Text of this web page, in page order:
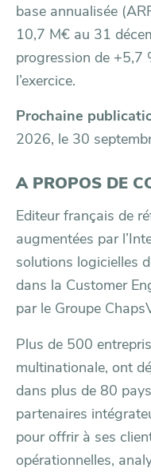
base annualisée
10,7 M€ au 31
progression de +5,7
l’exercice.
Prochaine
2026, le 30
A PROPOS DE
Editeur français de
augmentées par
solutions logicielles
dans la Customer
par le Groupe
Plus de 500
multinationale, ont
dans plus de 80
partenaires
pour offrir à ses
opérationnelles,